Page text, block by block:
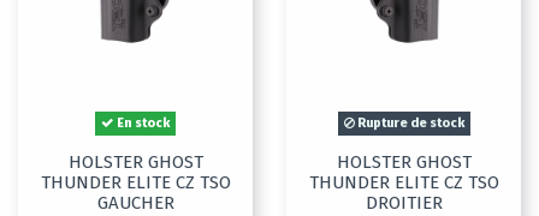
En stock
HOLSTER GHOST
THUNDER ELITE CZ TSO
GAUCHER
Rupture de stock
HOLSTER GHOST
THUNDER ELITE CZ TSO
DROITIER